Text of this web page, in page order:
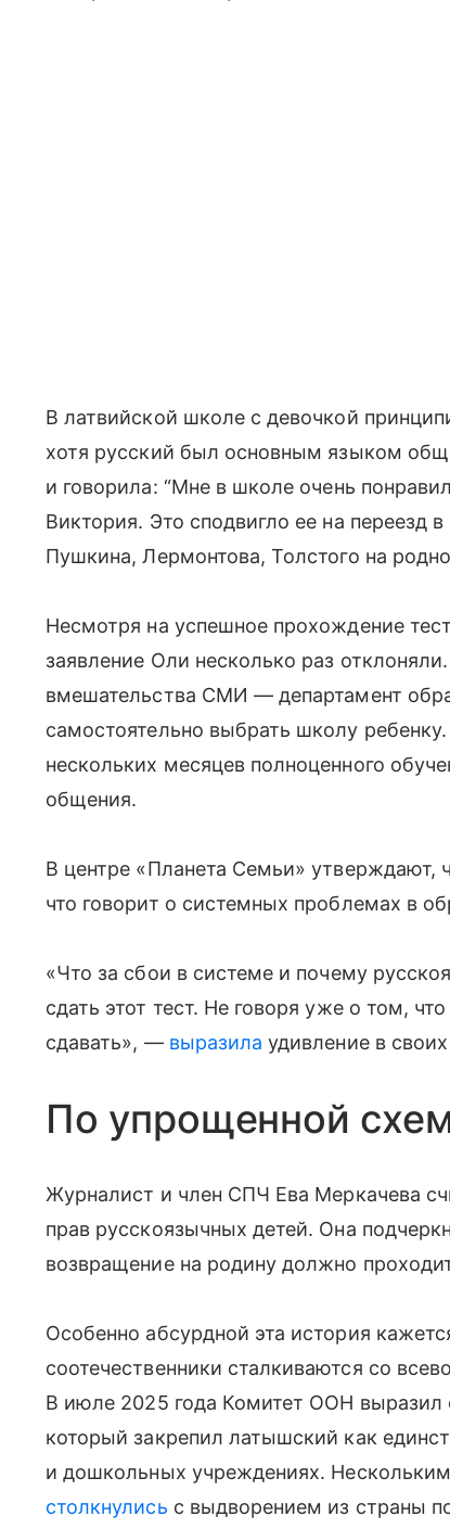
В латвийской школе с девочкой
хотя русский был основным языком
и говорила: “Мне в школе очень
Виктория. Это сподвигло ее на переезд
Пушкина, Лермонтова, Толстого на
Несмотря на успешное прохождение
заявление Оли несколько раз
вмешательства СМИ — департамент
самостоятельно выбрать школу
нескольких месяцев полноценного
общения.
В центре «Планета Семьи» утверждают,
что говорит о системных проблемах в
«Что за сбои в системе и почему
сдать этот тест. Не говоря уже о том,
сдавать», — выразила удивление в
По упрощенной
Журналист и член СПЧ Ева Меркачева
прав русскоязычных детей. Она
возвращение на родину должно
Особенно абсурдной эта история
соотечественники сталкиваются со
В июле 2025 года Комитет ООН выразил
который закрепил латышский как
и дошкольных учреждениях.
столкнулись с выдворением из страны